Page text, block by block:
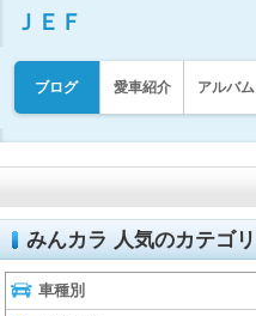
ＪＥＦ
ブログ 愛車紹介 アルバム
みんカラ 人気のカテゴリ
車種別